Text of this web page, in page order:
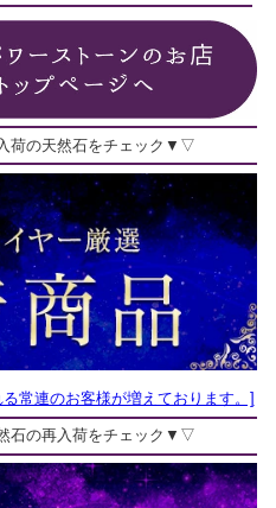
荷の天然石をチェック▼▽
常連のお客様が増えております。]
石の再入荷をチェック▼▽